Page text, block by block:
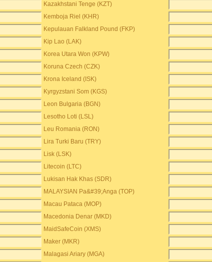
Kazakhstani Tenge (KZT)
Kemboja Riel (KHR)
Kepulauan Falkland Pound (FKP)
Kip Lao (LAK)
Korea Utara Won (KPW)
Koruna Czech (CZK)
Krona Iceland (ISK)
Kyrgyzstani Som (KGS)
Leon Bulgaria (BGN)
Lesotho Loti (LSL)
Leu Romania (RON)
Lira Turki Baru (TRY)
Lisk (LSK)
Litecoin (LTC)
Lukisan Hak Khas (SDR)
MALAYSIAN Pa&#39;Anga (TOP)
Macau Pataca (MOP)
Macedonia Denar (MKD)
MaidSafeCoin (XMS)
Maker (MKR)
Malagasi Ariary (MGA)